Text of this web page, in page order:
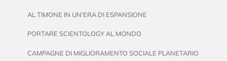
AL TIMONE IN UN’ERA DI ESPANSIONE
PORTARE SCIENTOLOGY AL MONDO
CAMPAGNE DI MIGLIORAMENTO SOCIALE PLANETARIO